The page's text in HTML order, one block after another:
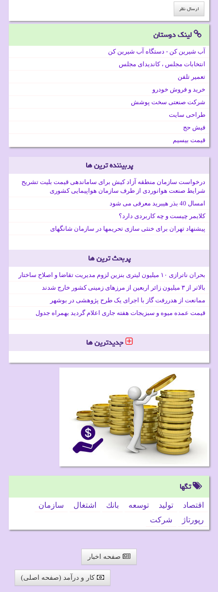
لینک دوستان
آب شیرین کن - دستگاه آب شیرین کن
انتخابات مجلس ، کاندیدای مجلس
تعمیر تلفن
خرید و فروش خودرو
شرکت صنعتی سخت پوشش
طراحی سایت
فیش حج
قیمت بیسیم
پربیننده ترین ها
درخواست سازمان منطقه آزاد کیش برای ساماندهی قیمت بلیت تشریح
شرایط صنعت هوانوردی از طرف سازمان هواپیمایی کشوری
امسال 40 بذر هیبرید معرفی می شود
کلایمر چیست و چه کاربردی دارد؟
پیشنهاد تهران برای خنثی سازی تحریمها در سازمان شانگهای
پربحث ترین ها
بحران ناترازی ۱۰ میلیون لیتری بنزین لزوم مدیریت تقاضا و اصلاح ساختار
بالاتر از ۳ میلیون زائر اربعین از مرزهای زمینی کشور خارج شدند
ممانعت از هدررفت گاز با اجرای یک طرح پژوهشی در بوشهر
قیمت عمده میوه و سبزیجات هفته جاری اعلام گردید بهمراه جدول
جدیدترین ها
تگها
اقتصاد تولید توسعه بانك اشتغال
سازمان
رپورتاژ
شركت
صفحه اخبار
کار و درآمد (صفحه اصلی)